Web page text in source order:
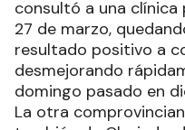
consultó a una clínica
27 de marzo,
resultado positivo a
desmejorando
domingo pasado en
La otra